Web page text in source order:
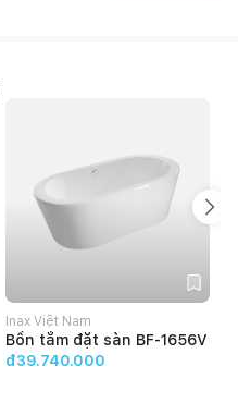
Inax Việt Nam
Bồn tắm đặt sàn BF-1656V
đ39.740.000